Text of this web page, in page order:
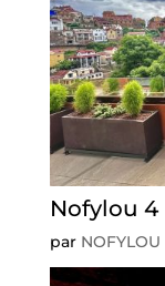
Nofylou 4
par NOFYLOU